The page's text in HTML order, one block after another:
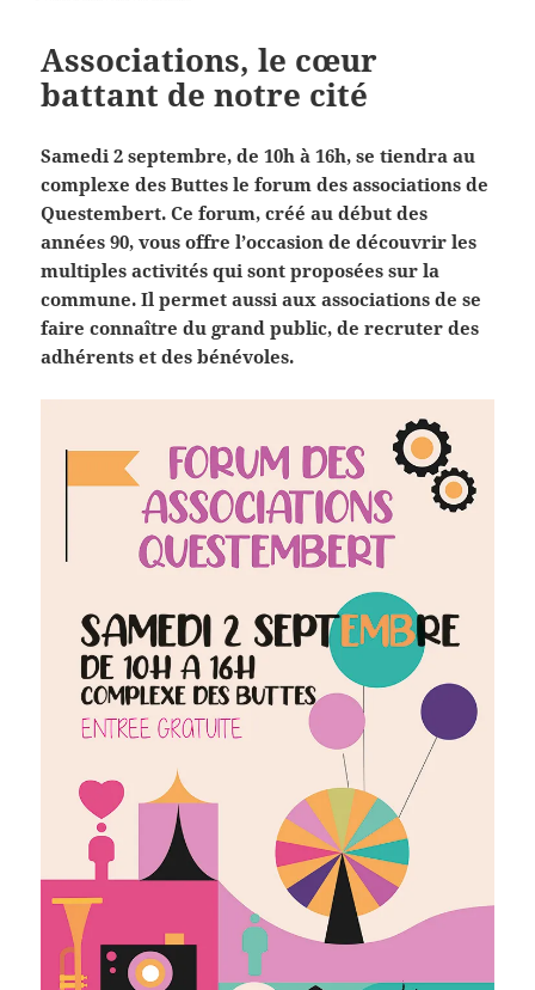
Associations, le cœur
battant de notre cité
Samedi 2 septembre, de 10h à 16h, se tiendra au
complexe des Buttes le forum des associations de
Questembert. Ce forum, créé au début des
années 90, vous offre l’occasion de découvrir les
multiples activités qui sont proposées sur la
commune. Il permet aussi aux associations de se
faire connaître du grand public, de recruter des
adhérents et des bénévoles.